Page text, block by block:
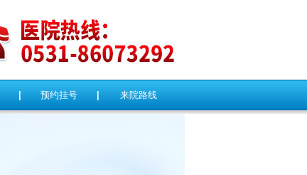
预约挂号 来院路线